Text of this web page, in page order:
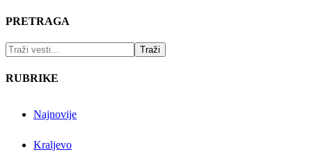
PRETRAGA
RUBRIKE
Najnovije
Kraljevo